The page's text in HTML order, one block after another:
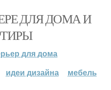
ДЛЯ ДОМА И
для дома
идеи дизайна мебель